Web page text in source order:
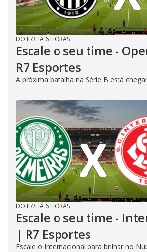
DO R7/HÁ 6 HORAS
Escale o seu time -
R7 Esportes
A próxima batalha na Série B está
DO R7/HÁ 6 HORAS
Escale o seu time -
| R7 Esportes
Escale o Internacional para brilhar no